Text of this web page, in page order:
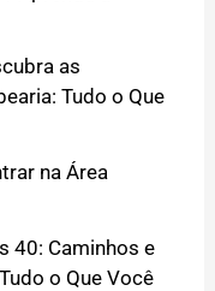
as
Tudo o Que
na Área
40: Caminhos e
o Que Você